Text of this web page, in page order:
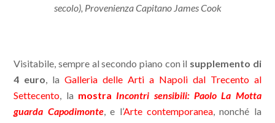
secolo), Provenienza Capitano James Cook
Visitabile, sempre al secondo piano con il supplemento di
4 euro, laGalleria delle Arti a Napoli dal Trecento al
Settecento, la mostra Incontri sensibili: Paolo La Motta
guarda Capodimonte, e l’Arte contemporanea, nonché la